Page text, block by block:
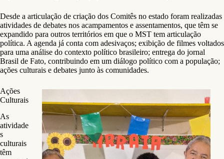
Desde a articulação de criação dos Comitês no estado foram realizadas
atividades de debates nos acampamentos e assentamentos, que têm se
expandido para outros territórios em que o MST tem articulação
política. A agenda já conta com adesivaços; exibição de filmes voltados
para uma análise do contexto político brasileiro; entrega do jornal
Brasil de Fato, contribuindo em um diálogo político com a população;
ações culturais e debates junto às comunidades.
Ações
Culturais
As
atividade
s
culturais
têm